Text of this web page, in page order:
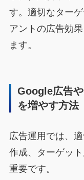
す。適切なター
アントの広告効
ます。
Google広告
を増やす方法
広告運用では、
作成、ターゲッ
重要です。